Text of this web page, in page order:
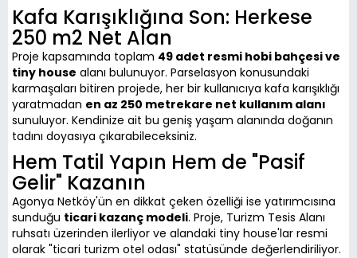
Kafa Karışıklığına Son: Herkese
250 m2 Net Alan
Proje kapsamında toplam 49 adet resmi hobi bahçesi ve
tiny house alanı bulunuyor. Parselasyon konusundaki
karmaşaları bitiren projede, her bir kullanıcıya kafa karışıklığı
yaratmadan en az 250 metrekare net kullanım alanı
sunuluyor. Kendinize ait bu geniş yaşam alanında doğanın
tadını doyasıya çıkarabileceksiniz.
Hem Tatil Yapın Hem de "Pasif
Gelir" Kazanın
Agonya Netköy'ün en dikkat çeken özelliği ise yatırımcısına
sunduğu ticari kazanç modeli. Proje, Turizm Tesis Alanı
ruhsatı üzerinden ilerliyor ve alandaki tiny house'lar resmi
olarak "ticari turizm otel odası" statüsünde değerlendiriliyor.